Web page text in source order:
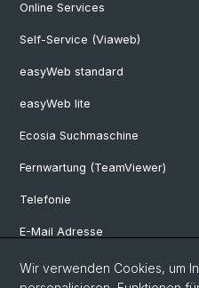
Online Services
Self-Service (Viaweb)
easyWeb standard
easyWeb lite
Ecosia Suchmaschine
Fernwartung (TeamViewer)
Telefonie
E-Mail Adresse
Internet & Netzzugriff
Wir verwenden Cookies, um